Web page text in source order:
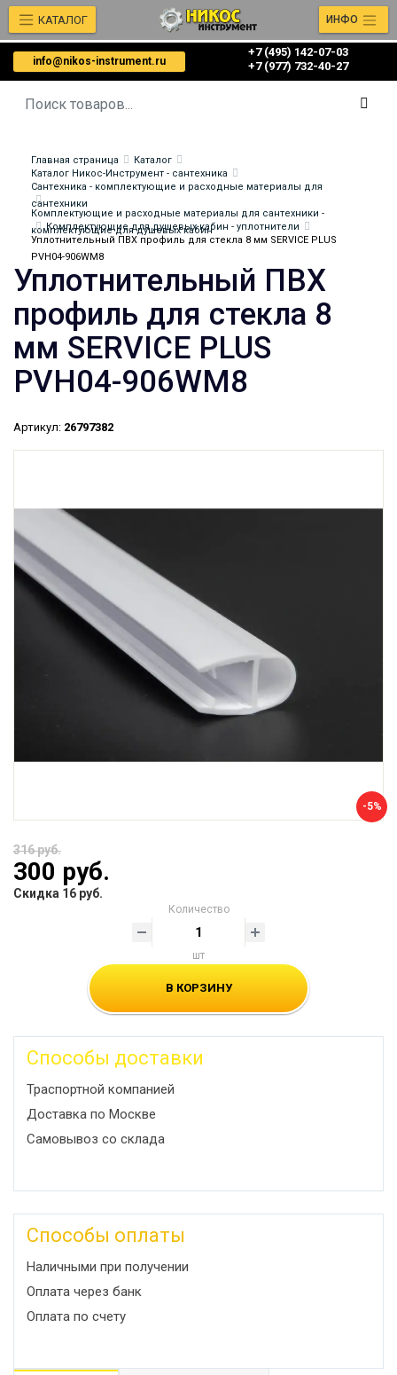
info@nikos-instrument.ru
+7 (495) 142-07-03
‎‎+7 (977) 732-40-27
КАТАЛОГ ИНФО
Главная страница
Каталог
Каталог Никос-Инструмент - сантехника
Сантехника - комплектующие и расходные материалы для
сантехники
Комплектующие и расходные материалы для сантехники -
комплектующие для душевых кабин
Комплектующие для душевых кабин - уплотнители
Уплотнительный ПВХ профиль для стекла 8 мм SERVICE PLUS
PVH04-906WM8
Уплотнительный ПВХ
профиль для стекла 8
мм SERVICE PLUS
PVH04-906WM8
Артикул: 26797382
-5%
316 руб.
300 руб.
Скидка 16 руб.
Количество
шт
В КОРЗИНУ
Способы доставки
Траспортной компанией
Доставка по Москве
Самовывоз со склада
Способы оплаты
Наличными при получении
Оплата через банк
Оплата по счету